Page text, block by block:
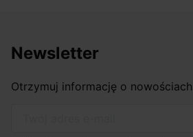
Newsletter
Otrzymuj informację o